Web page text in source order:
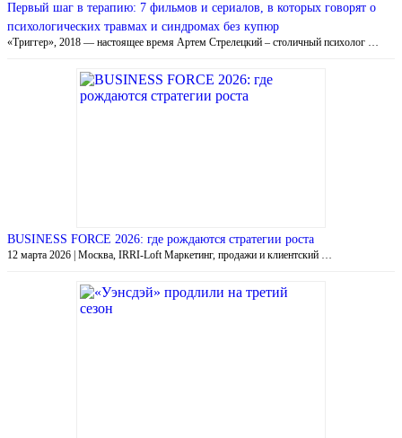
Первый шаг в терапию: 7 фильмов и сериалов, в которых говорят о
психологических травмах и синдромах без купюр
«Триггер», 2018 — настоящее время Артем Стрелецкий – столичный психолог …
BUSINESS FORCE 2026: где рождаются стратегии роста
12 марта 2026 | Москва, IRRI-Loft Маркетинг, продажи и клиентский …